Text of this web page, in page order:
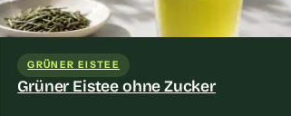
GRÜNER EISTEE
Grüner Eistee ohne Zucker